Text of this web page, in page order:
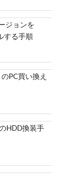
ジョンを
する手順
PC買い換え
HDD換装手